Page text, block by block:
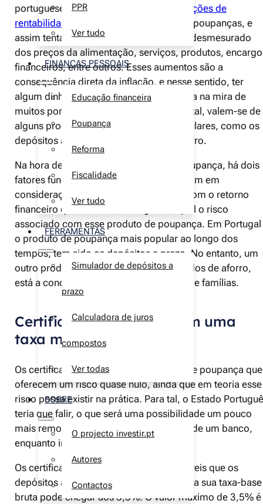
PPR
Ver tudo
FINANÇAS PESSOAIS
Educação financeira
Poupança
Reforma
Fiscalidade
Ver tudo
FERRAMENTAS
Simulador de depósitos a
prazo
Calculadora de juros
compostos
Ver todas
SOBRE
O projecto investir.pt
Autores
Contactos
portugueses e as famílias procurem
soluções de
rentabilidade
mais eficazes para as suas poupanças, e
assim tentarem fazer frente ao aumento desmesurado
dos preços da alimentação, serviços, produtos,
financeiros, entre outros. Esses aumentos são a
consequência direta da inflação, e nesse sentido, ter
algum dinheiro de parte, é uma estratégia na mira de
muitos portugueses e das famílias. Para tal, valem-se de
alguns produtos de poupança mais populares, como os
depósitos a prazo ou certificados de aforro.
Na hora de recorrer a um produto de poupança, há dois
fatores fundamentais que as famílias levam em
consideração. O primeiro, tem que ver com o retorno
financeiro que oferece, e o segundo, qual o risco
associado com esse produto de poupança. Em Portugal
o produto de poupança mais popular ao longo dos
tempos, tem sido os depósitos a prazo. No entanto, um
outro produto de poupança, os certificados de aforro,
está a conquistar cada vez mais adeptos e famílias.
Certificados de aforro com uma
taxa mais elevada
Os certificados de aforro são produtos de poupança que
oferecem um risco quase nulo, ainda que em teoria esse
risco possa existir na prática. Para tal, o Estado
teria que falir, o que será uma possibilidade um pouco
mais remota que uma potencial falência de um banco,
enquanto instituição financeira privada.
Os certificados de aforro são mais rentáveis que os
depósitos a prazo na sua generalidade e a sua taxa-base
bruta pode chegar aos 3,5%. O valor máximo de 3,5% é